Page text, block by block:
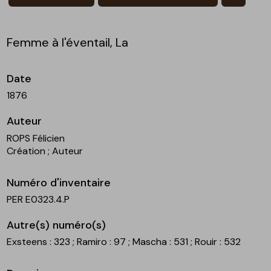
Femme à l'éventail, La
Date
1876
Auteur
ROPS Félicien
Création; Auteur
Numéro d'inventaire
PER E0323.4.P
Autre(s) numéro(s)
Exsteens : 323; Ramiro : 97; Mascha : 531; Rouir : 532